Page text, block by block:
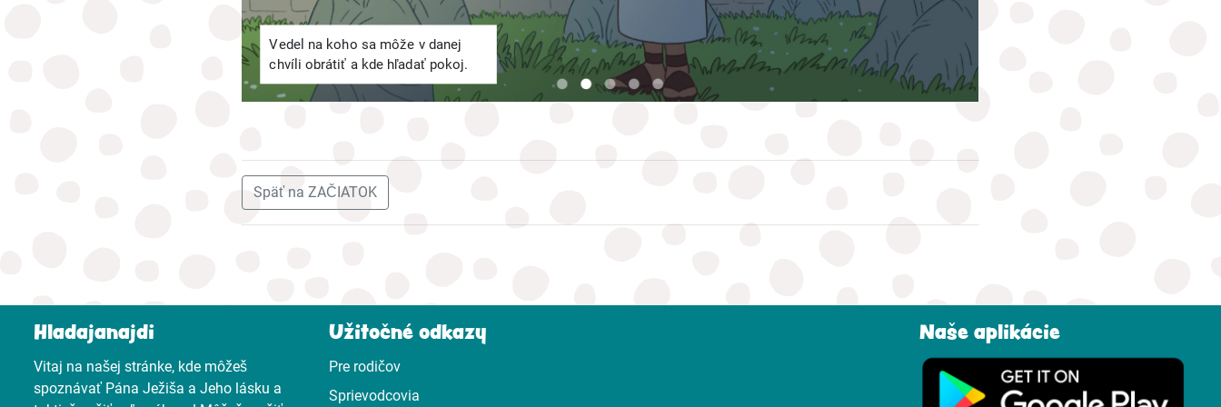
Vedel na koho sa môže v danej
chvíli obrátiť a kde hľadať pokoj.
Späť na ZAČIATOK
Hladajanajdi
Vitaj na našej stránke, kde môžeš
spoznávať Pána Ježiša a Jeho lásku a
Užitočné odkazy
Pre rodičov
Sprievodcovia
Naše aplikácie